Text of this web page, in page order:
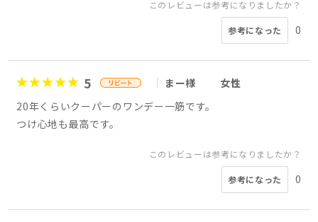
このレビューは参考になりましたか？
参考になった 0
5 まー様
女性
20年くらいクーパーのワンデー一筋です。
つけ心地も最高です。
このレビューは参考になりましたか？
参考になった 0